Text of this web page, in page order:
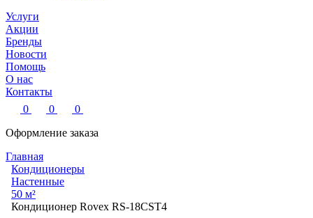
Услуги
Акции
Бренды
Новости
Помощь
О нас
Контакты
0
0
0
Оформление заказа
Главная
Кондиционеры
Настенные
50 м²
Кондиционер Rovex RS-18CST4